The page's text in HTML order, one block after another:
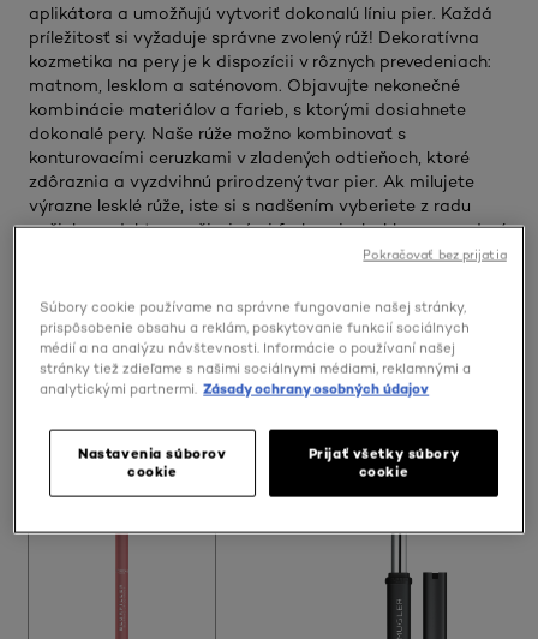
aplikátora a umožňujú vytvoriť dokonalú líniu pier. Každá
príležitosť si vyžaduje správne zvolený rúž! Dekoratívna
kozmetika na pery je k dispozícii v rôznych prevedeniach:
matnom, lesklom a saténovom. Objavujte nekonečné
kombinácie materiálov a farieb, s ktorými dosiahnete
dokonalé pery. Naše rúže možno kombinovať s
konturovacími ceruzkami v zladených odtieňoch, ktoré
zdôraznia a vyzdvihnú prirodzený tvar pier. Ak milujete
výrazne lesklé rúže, iste si s nadšením vyberiete z radu
našich produktov so žiarivými farbami v lesklom prevedení.
Počet výsledkov: 16
DEFINUJTE VAŠE POTREBY
Vyskúšať
Súbory cookie používame na správne fungovanie našej stránky,
prispôsobenie obsahu a reklám, poskytovanie funkcií sociálnych
médií a na analýzu návštevnosti. Informácie o používaní našej
stránky tiež zdieľame s našimi sociálnymi médiami, reklamnými a
analytickými partnermi. Zásady ochrany osobných údajov
Nastavenia súborov
cookie
Prijať všetky súbory
cookie
Pokračovať bez prijatia